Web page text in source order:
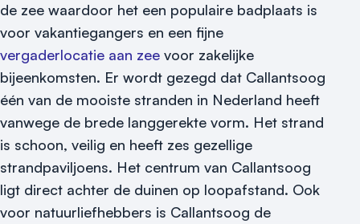
Vraag locatie aan
Locatiegids
Meld locatie aan
Nieuws
Reviews (5⭐️)
de zee waardoor het een populaire badplaats is
voor vakantiegangers en een fijne
vergaderlocatie aan zee voor zakelijke
bijeenkomsten. Er wordt gezegd dat Callantsoog
één van de mooiste stranden in Nederland heeft
vanwege de brede langgerekte vorm. Het strand
is schoon, veilig en heeft zes gezellige
strandpaviljoens. Het centrum van Callantsoog
ligt direct achter de duinen op loopafstand. Ook
voor natuurliefhebbers is Callantsoog de